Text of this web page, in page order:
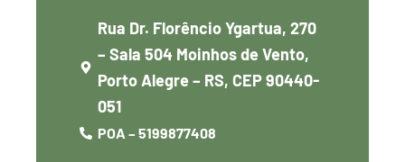
Rua Dr. Florêncio Ygartua, 270
– Sala 504 Moinhos de Vento,
Porto Alegre – RS, CEP 90440-
051
POA – 5199877408